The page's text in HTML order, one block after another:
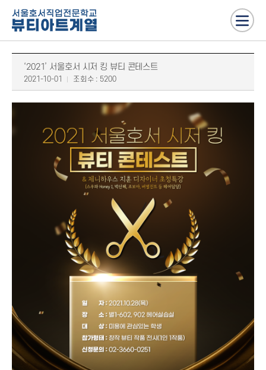
‘2021’ 서울호서 시저 킹 뷰티 콘테스트
2021-10-01 조회수 : 5200